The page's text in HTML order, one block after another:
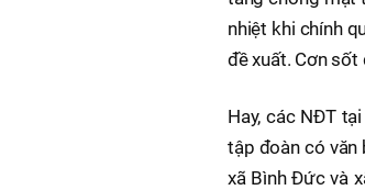
nhiệt khi chính
đề xuất. Cơn sốt
Hay, các NĐT
tập đoàn có văn
xã Bình Đức và